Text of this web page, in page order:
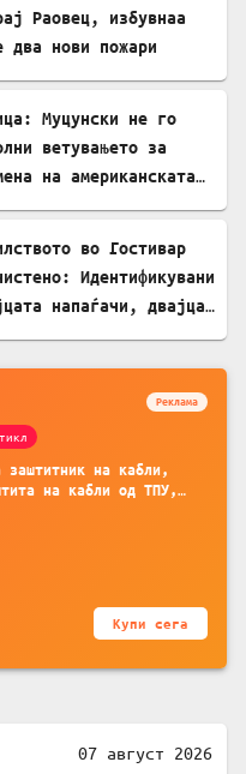
Раовец, избувнаа
два нови пожари
Муцунски не го
ветувањето за
на американската
во Гостивар
Идентификувани
напаѓачи, двајца
Реклама
на кабли,
на кабли од ТПУ,
на кабли, без
телефони, комплет
Купи сега
07 август 2026